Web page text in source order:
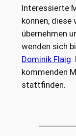
Interessierte
können,
übernehmen
wenden sich
Dominik Flaig.
kommenden
stattfinden.